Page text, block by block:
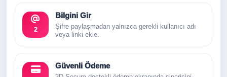
2
Bilgini Gir
Şifre paylaşmadan yalnızca gerekli kullanıcı adı
veya linki ekle.
Güvenli Ödeme